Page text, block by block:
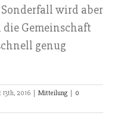
wird aber
Gemeinschaft
genug
13th, 2016 Mitteilung
0